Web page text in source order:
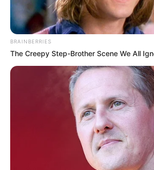
BRAINBERRIES
The Creepy Step-Brother Scene We All